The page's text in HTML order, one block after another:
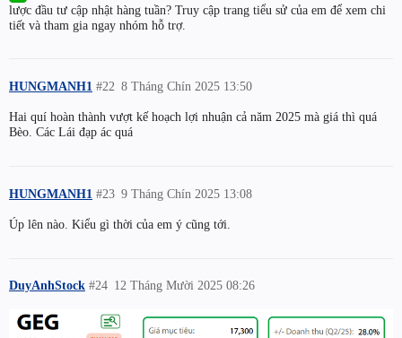
lược đầu tư cập nhật hàng tuần? Truy cập trang tiểu sử của em để xem chi
tiết và tham gia ngay nhóm hỗ trợ.
HUNGMANH1 8 Tháng Chín 2025 13:50
#22
Hai quí hoàn thành vượt kế hoạch lợi nhuận cả năm 2025 mà giá thì quá
Bèo. Các Lái đạp ác quá
HUNGMANH1 9 Tháng Chín 2025 13:08
#23
Úp lên nào. Kiểu gì thời của em ý cũng tới.
DuyAnhStock 12 Tháng Mười 2025 08:26
#24